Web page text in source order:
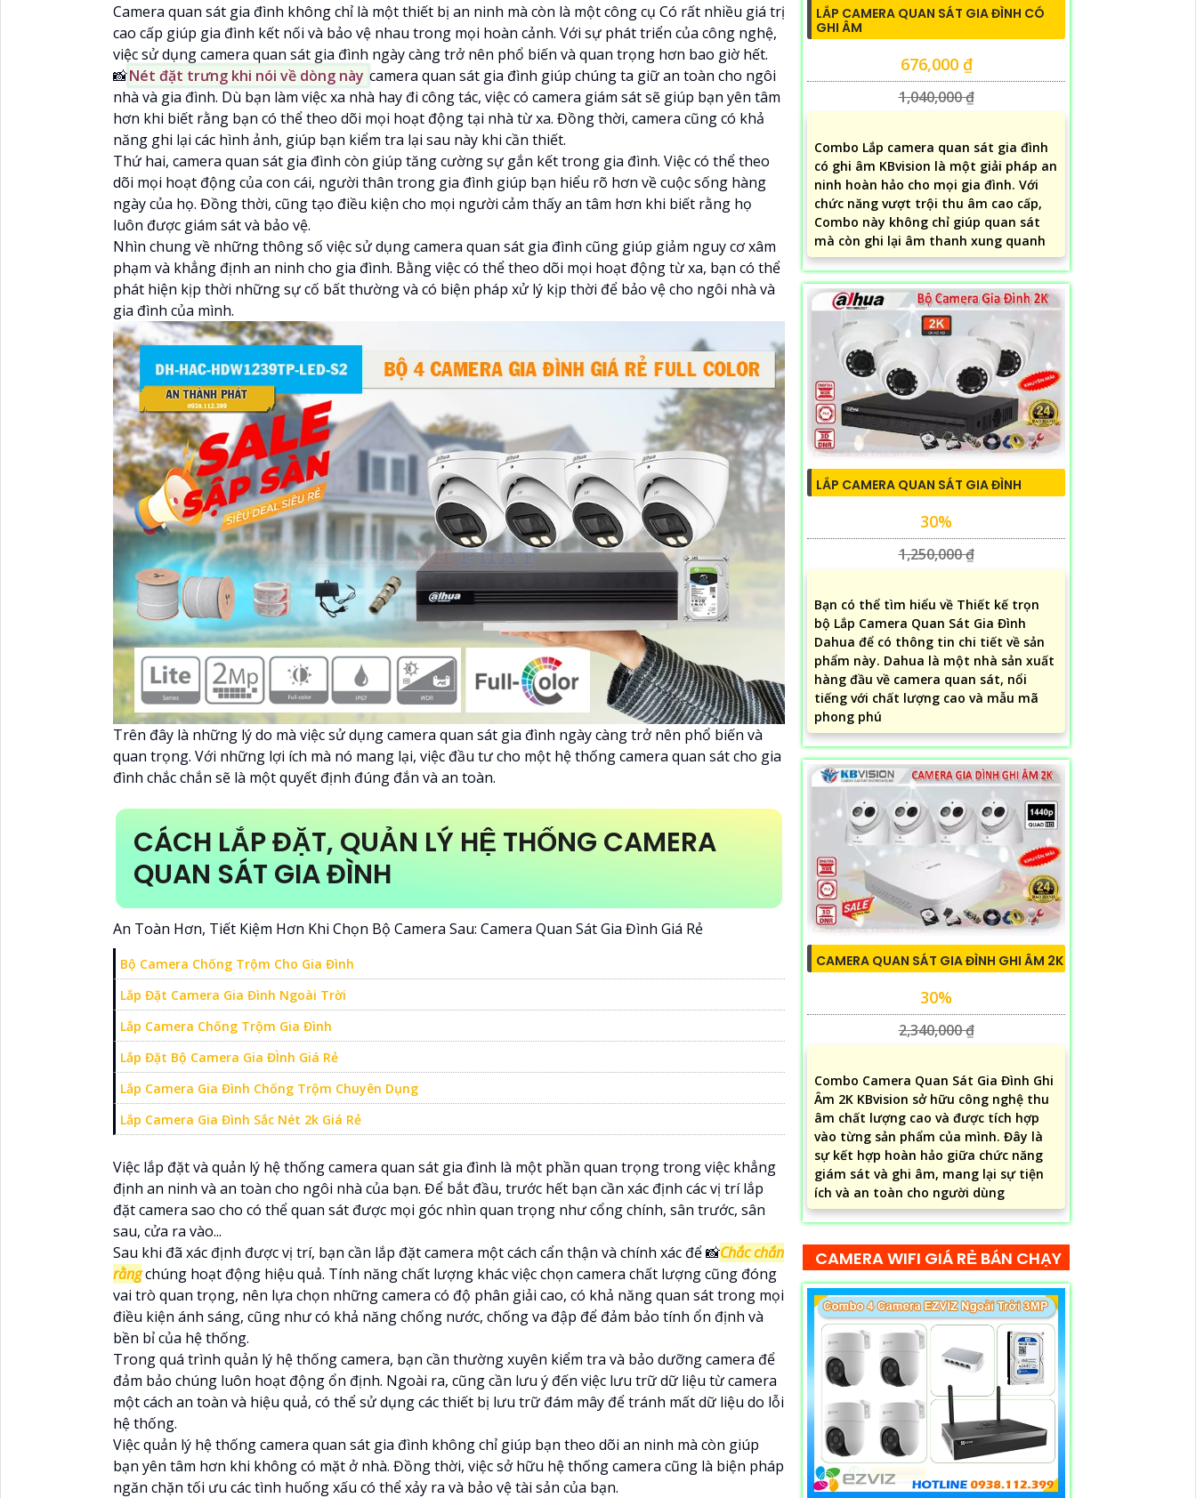
Camera quan sát gia đình không chỉ là một thiết bị an ninh mà còn là một công cụ Có rất nhiều giá trị
cao cấp giúp gia đình kết nối và bảo vệ nhau trong mọi hoàn cảnh. Với sự phát triển của công nghệ,
việc sử dụng camera quan sát gia đình ngày càng trở nên phổ biến và quan trọng hơn bao giờ hết.
📸Nét đặt trưng khi nói về dòng này camera quan sát gia đình giúp chúng ta giữ an toàn cho ngôi
nhà và gia đình. Dù bạn làm việc xa nhà hay đi công tác, việc có camera giám sát sẽ giúp bạn yên tâm
hơn khi biết rằng bạn có thể theo dõi mọi hoạt động tại nhà từ xa. Đồng thời, camera cũng có khả
năng ghi lại các hình ảnh, giúp bạn kiểm tra lại sau này khi cần thiết.
Thứ hai, camera quan sát gia đình còn giúp tăng cường sự gắn kết trong gia đình. Việc có thể theo
dõi mọi hoạt động của con cái, người thân trong gia đình giúp bạn hiểu rõ hơn về cuộc sống hàng
ngày của họ. Đồng thời, cũng tạo điều kiện cho mọi người cảm thấy an tâm hơn khi biết rằng họ
luôn được giám sát và bảo vệ.
Nhìn chung về những thông số việc sử dụng camera quan sát gia đình cũng giúp giảm nguy cơ xâm
phạm và khẳng định an ninh cho gia đình. Bằng việc có thể theo dõi mọi hoạt động từ xa, bạn có thể
phát hiện kịp thời những sự cố bất thường và có biện pháp xử lý kịp thời để bảo vệ cho ngôi nhà và
gia đình của mình.
Trên đây là những lý do mà việc sử dụng camera quan sát gia đình ngày càng trở nên phổ biến và
quan trọng. Với những lợi ích mà nó mang lại, việc đầu tư cho một hệ thống camera quan sát cho gia
đình chắc chắn sẽ là một quyết định đúng đắn và an toàn.
CÁCH LẮP ĐẶT, QUẢN LÝ HỆ THỐNG CAMERA
QUAN SÁT GIA ĐÌNH
An Toàn Hơn, Tiết Kiệm Hơn Khi Chọn Bộ Camera Sau: Camera Quan Sát Gia Đình Giá Rẻ
Bộ Camera Chống Trộm Cho Gia Đình
Lắp Đặt Camera Gia Đình Ngoài Trời
Lắp Camera Chống Trộm Gia Đình
Lắp Đặt Bộ Camera Gia ĐÌnh Giá Rẻ
Lắp Camera Gia Đình Chống Trộm Chuyên Dụng
Lắp Camera Gia Đình Sắc Nét 2k Giá Rẻ
Việc lắp đặt và quản lý hệ thống camera quan sát gia đình là một phần quan trọng trong việc khẳng
định an ninh và an toàn cho ngôi nhà của bạn. Để bắt đầu, trước hết bạn cần xác định các vị trí lắp
đặt camera sao cho có thể quan sát được mọi góc nhìn quan trọng như cổng chính, sân trước, sân
sau, cửa ra vào...
Sau khi đã xác định được vị trí, bạn cần lắp đặt camera một cách cẩn thận và chính xác để 📸Chắc chắn
rằngchúng hoạt động hiệu quả. Tính năng chất lượng khác việc chọn camera chất lượng cũng đóng
vai trò quan trọng, nên lựa chọn những camera có độ phân giải cao, có khả năng quan sát trong mọi
điều kiện ánh sáng, cũng như có khả năng chống nước, chống va đập để đảm bảo tính ổn định và
bền bỉ của hệ thống.
Trong quá trình quản lý hệ thống camera, bạn cần thường xuyên kiểm tra và bảo dưỡng camera để
đảm bảo chúng luôn hoạt động ổn định. Ngoài ra, cũng cần lưu ý đến việc lưu trữ dữ liệu từ camera
một cách an toàn và hiệu quả, có thể sử dụng các thiết bị lưu trữ đám mây để tránh mất dữ liệu do lỗi
hệ thống.
Việc quản lý hệ thống camera quan sát gia đình không chỉ giúp bạn theo dõi an ninh mà còn giúp
bạn yên tâm hơn khi không có mặt ở nhà. Đồng thời, việc sở hữu hệ thống camera cũng là biện pháp
ngăn chặn tối ưu các tình huống xấu có thể xảy ra và bảo vệ tài sản của bạn.
LẮP CAMERA QUAN SÁT GIA ĐÌNH CÓ
GHI ÂM
676,000 ₫
1,040,000 ₫
Combo Lắp camera quan sát gia đình
có ghi âm KBvision là một giải pháp an
ninh hoàn hảo cho mọi gia đình. Với
chức năng vượt trội thu âm cao cấp,
Combo này không chỉ giúp quan sát
mà còn ghi lại âm thanh xung quanh
LẮP CAMERA QUAN SÁT GIA ĐÌNH
30%
1,250,000 ₫
Bạn có thể tìm hiểu về Thiết kế trọn
bộ Lắp Camera Quan Sát Gia Đình
Dahua để có thông tin chi tiết về sản
phẩm này. Dahua là một nhà sản xuất
hàng đầu về camera quan sát, nổi
tiếng với chất lượng cao và mẫu mã
phong phú
CAMERA QUAN SÁT GIA ĐÌNH GHI ÂM 2K
30%
2,340,000 ₫
Combo Camera Quan Sát Gia Đình Ghi
Âm 2K KBvision sở hữu công nghệ thu
âm chất lượng cao và được tích hợp
vào từng sản phẩm của mình. Đây là
sự kết hợp hoàn hảo giữa chức năng
giám sát và ghi âm, mang lại sự tiện
ích và an toàn cho người dùng
CAMERA WIFI GIÁ RẺ BÁN CHẠY